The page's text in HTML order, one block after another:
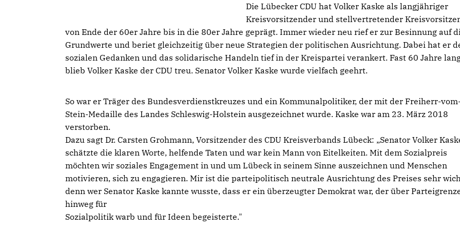
Die Lübecker CDU hat Volker Kaske als langjähriger
Kreisvorsitzender und stellvertretender
von Ende der 60er Jahre bis in die 80er Jahre geprägt. Immer wieder neu rief er zur Besinnung auf
Grundwerte und beriet gleichzeitig über neue Strategien der politischen Ausrichtung. Dabei hat er
sozialen Gedanken und das solidarische Handeln tief in der Kreispartei verankert. Fast 60 Jahre
blieb Volker Kaske der CDU treu. Senator Volker Kaske wurde vielfach geehrt.
So war er Träger des Bundesverdienstkreuzes und ein Kommunalpolitiker, der mit der Freiherr-
Stein-Medaille des Landes Schleswig-Holstein ausgezeichnet wurde. Kaske war am 23. März 2018
verstorben.
Dazu sagt Dr. Carsten Grohmann, Vorsitzender des CDU Kreisverbands Lübeck: „Senator Volker
schätzte die klaren Worte, helfende Taten und war kein Mann von Eitelkeiten. Mit dem Sozialpreis
möchten wir soziales Engagement in und um Lübeck in seinem Sinne auszeichnen und Menschen
motivieren, sich zu engagieren. Mir ist die parteipolitisch neutrale Ausrichtung des Preises sehr
denn wer Senator Kaske kannte wusste, dass er ein überzeugter Demokrat war, der über
hinweg für
Sozialpolitik warb und für Ideen begeisterte."